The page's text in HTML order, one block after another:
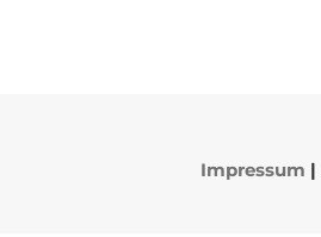
Impressum |